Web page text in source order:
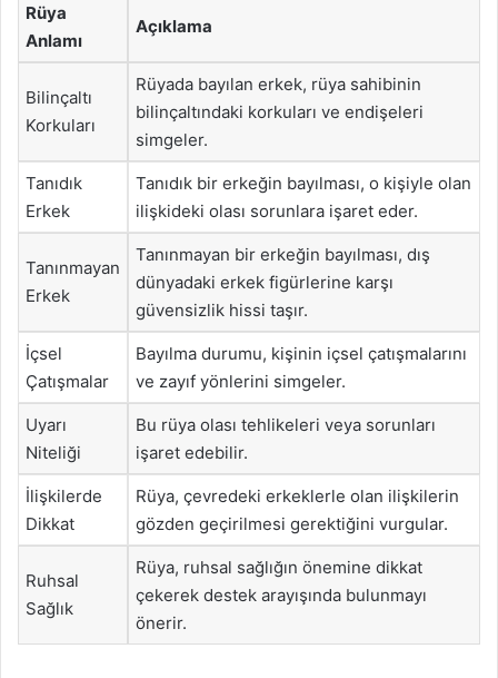
Rüya
Anlamı
Açıklama
Bilinçaltı
Korkuları
Rüyada bayılan erkek, rüya sahibinin
bilinçaltındaki korkuları ve endişeleri
simgeler.
Tanıdık
Erkek
Tanıdık bir erkeğin bayılması, o kişiyle olan
ilişkideki olası sorunlara işaret eder.
Tanınmayan
Erkek
Tanınmayan bir erkeğin bayılması, dış
dünyadaki erkek figürlerine karşı
güvensizlik hissi taşır.
İçsel
Çatışmalar
Bayılma durumu, kişinin içsel çatışmalarını
ve zayıf yönlerini simgeler.
Uyarı
Niteliği
Bu rüya olası tehlikeleri veya sorunları
işaret edebilir.
İlişkilerde
Dikkat
Rüya, çevredeki erkeklerle olan ilişkilerin
gözden geçirilmesi gerektiğini vurgular.
Ruhsal
Sağlık
Rüya, ruhsal sağlığın önemine dikkat
çekerek destek arayışında bulunmayı
önerir.